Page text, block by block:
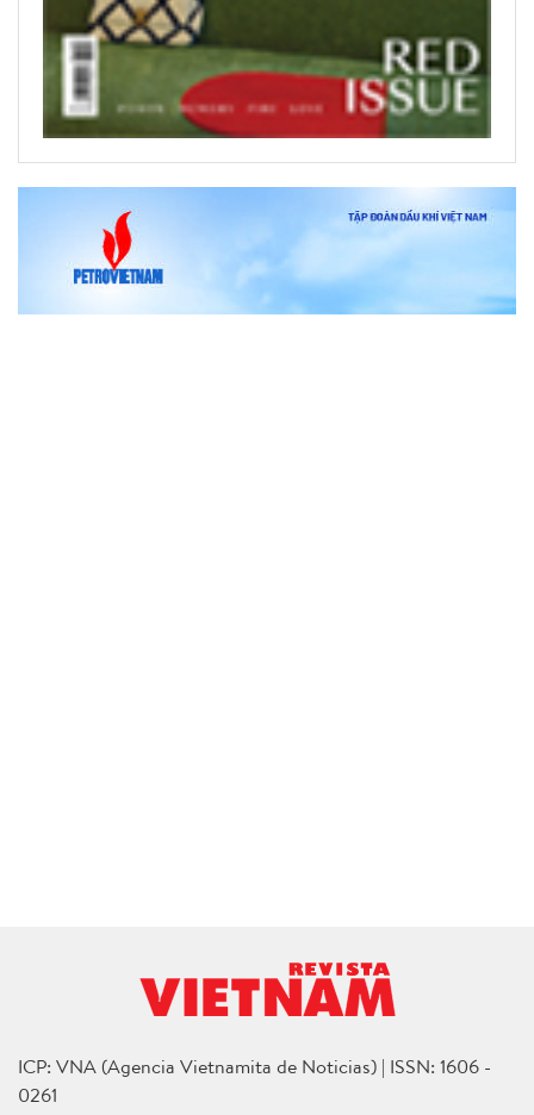
ICP: VNA (Agencia Vietnamita de Noticias) | ISSN: 1606 -
0261